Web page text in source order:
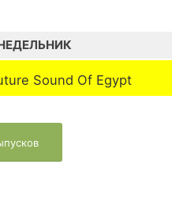
Sound Of Egypt